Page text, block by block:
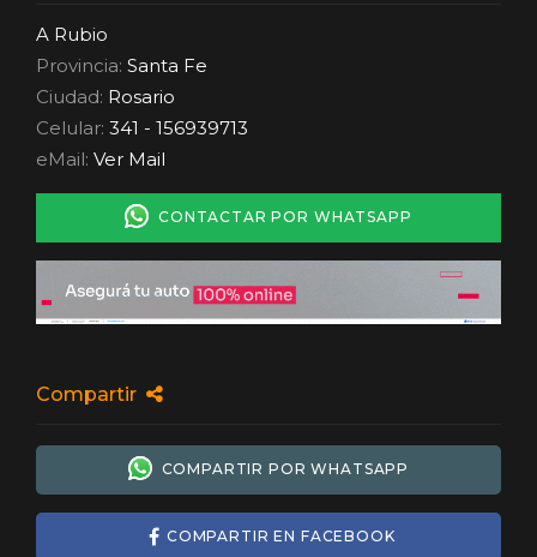
A Rubio
Provincia: Santa Fe
Ciudad: Rosario
Celular: 341 - 156939713
eMail: Ver Mail
CONTACTAR POR WHATSAPP
Compartir
COMPARTIR POR WHATSAPP
COMPARTIR EN FACEBOOK